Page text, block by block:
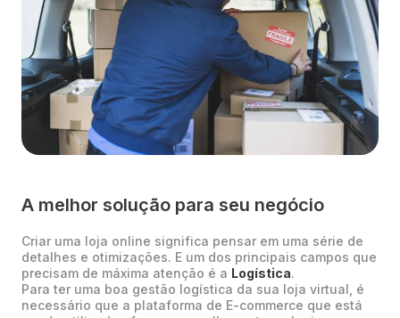
A melhor solução para seu negócio
Criar uma loja online significa pensar em uma série de
detalhes e otimizações. E um dos principais campos que
precisam de máxima atenção é a Logística.
Para ter uma boa gestão logística da sua loja virtual, é
necessário que a plataforma de E-commerce que está